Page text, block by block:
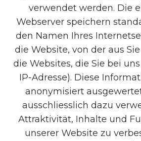
verwendet werden. Die
Webserver speichern
den Namen Ihres
die Website, von der aus
die Websites, die Sie bei
IP-Adresse). Diese
anonymisiert
ausschliesslich dazu
Attraktivität, Inhalte und
unserer Website zu